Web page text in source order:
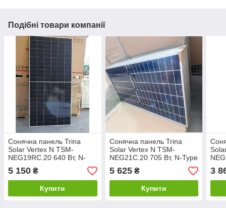
Подібні товари компанії
Сонячна панель Trina
Solar Vertex N TSM-
NEG19RC.20 640 Вт, N-
Type i-TOPCon Ultra,
Bifacial, подвійне скло
5 150 ₴
Купити
Сонячна панель Trina
Solar Vertex N TSM-
NEG21C.20 705 Вт, N-Type
i-TOPCon, Bifacial,
подвійне скло
5 625₴
Купити
3